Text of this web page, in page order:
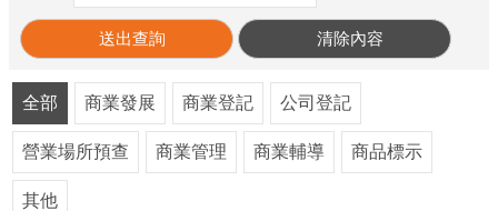
息
關
介
紹
業
全部 商業發展 商業登記 公司登記
營業場所預查 商業管理 商業輔導 商品標示
其他